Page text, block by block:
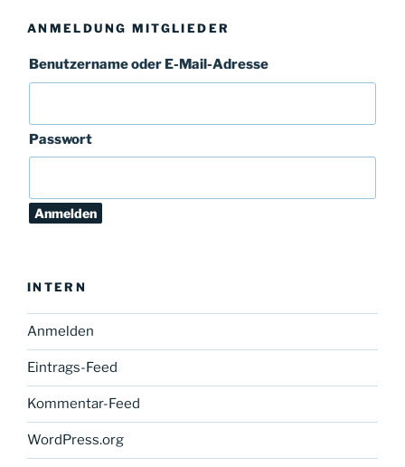
ANMELDUNG MITGLIEDER
Benutzername oder E-Mail-Adresse
Passwort
INTERN
Anmelden
Eintrags-Feed
Kommentar-Feed
WordPress.org